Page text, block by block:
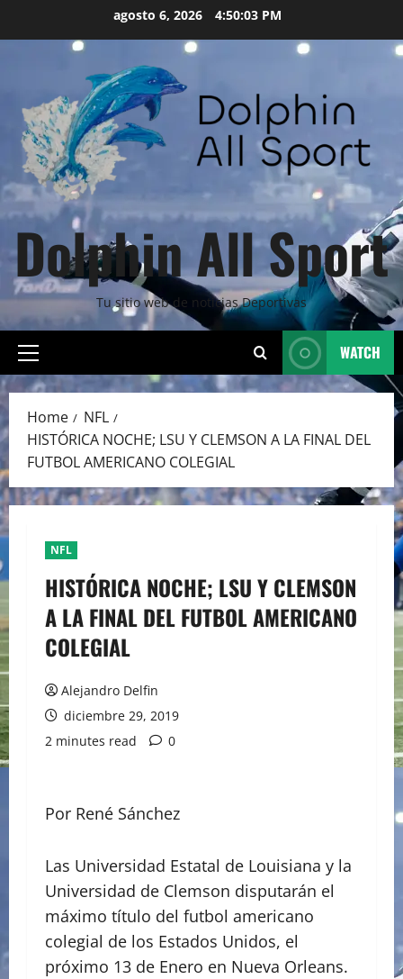
agosto 6, 2026 4:50:04 PM
Dolphin All Sport
Tu sitio web de noticias Deportivas
Primary
Menu
WATCH
Home
NFL
HISTÓRICA NOCHE; LSU Y CLEMSON A LA FINAL DEL
FUTBOL AMERICANO COLEGIAL
NFL
HISTÓRICA NOCHE; LSU Y CLEMSON
A LA FINAL DEL FUTBOL AMERICANO
COLEGIAL
Alejandro Delfin
diciembre 29, 2019
2 minutes read
0
Por René Sánchez
Las Universidad Estatal de Louisiana y la
Universidad de Clemson disputarán el
máximo título del futbol americano
colegial de los Estados Unidos, el
próximo 13 de Enero en Nueva Orleans.